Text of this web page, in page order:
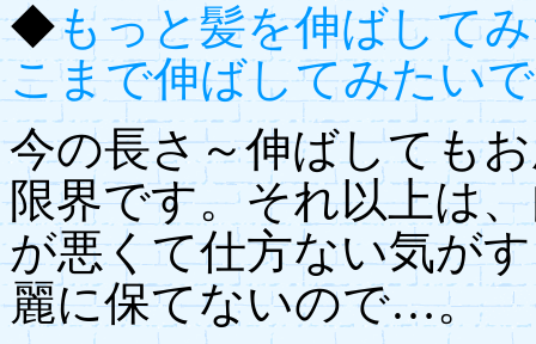
◆もっと髪を伸ばして
こまで伸ばしてみたい
今の長さ～伸ばしても
限界です。それ以上は
が悪くて仕方ない気が
麗に保てないので…。